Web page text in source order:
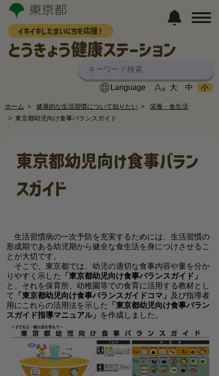
イキイキしたまいにちを応援！
とうきょう健康ステーション
大 中 小
ホーム 健康的な生活習慣について知りたい
栄養・食生活
東京都幼児向け食事バランスガイド
東京都幼児向け食事バラン
スガイド
生活習慣病の一次予防を充実するためには、生活習慣の
形成期である幼児期から健全な食生活を身につけさせるこ
とが大切です。
そこで、東京都では、幼児の適切な食事内容や量を分か
りやすく示した
「東京都幼児向け食事バランスガイド」
と、それを保育所、幼稚園等での食育に活用する教材とし
て
「東京都幼児向け食事バランスガイドコマ」
及び指導者
用にこれらの活用法を示した
「東京都幼児向け食事バラン
スガイド指導マニュアル」
を作成しました。